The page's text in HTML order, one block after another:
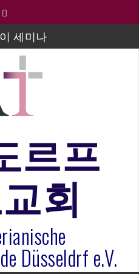
세미나
매 졸업연주
일 유초등부 발표
라 봉헌송
선화 권사
물기(요한복음 15:1-17) 손
목사
르프
회
Düsseldrf e.V.